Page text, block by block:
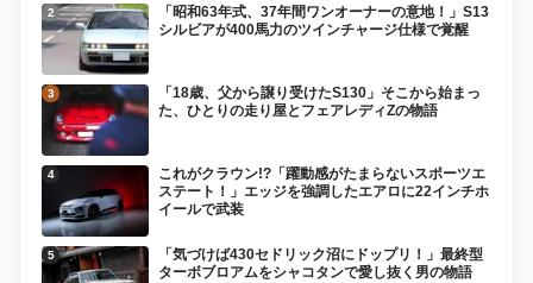
「昭和63年式、37年間ワンオーナーの意地！」S13
シルビアが400馬力のツインチャージ仕様で覚醒
「18歳、父から譲り受けたS130」そこから始まっ
た、ひとりの走り屋とフェアレディZの物語
これがクラウン!?「躍動感がたまらないスポーツエ
ステート！」エッジを強調したエアロに22インチホ
イールで武装
「気づけば430セドリック沼にドップリ！」最終型
ターボブロアムをシャコタンで愛し抜く男の物語